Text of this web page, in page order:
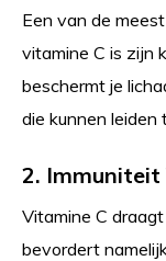
Een van de
vitamine C is zijn
beschermt je
die kunnen leiden
2. Immuniteit
Vitamine C
bevordert